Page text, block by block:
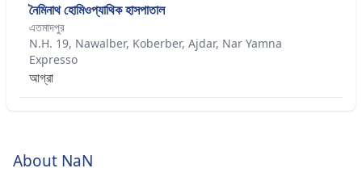
নৈমিনাথ হোমিওপ্যাথিক হাসপাতাল
এতমাদপুর
N.H. 19, Nawalber, Koberber, Ajdar, Nar Yamna
Expresso
আগ্রা
About NaN